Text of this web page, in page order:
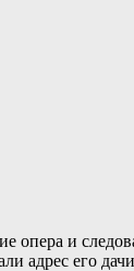
опера и
адрес его